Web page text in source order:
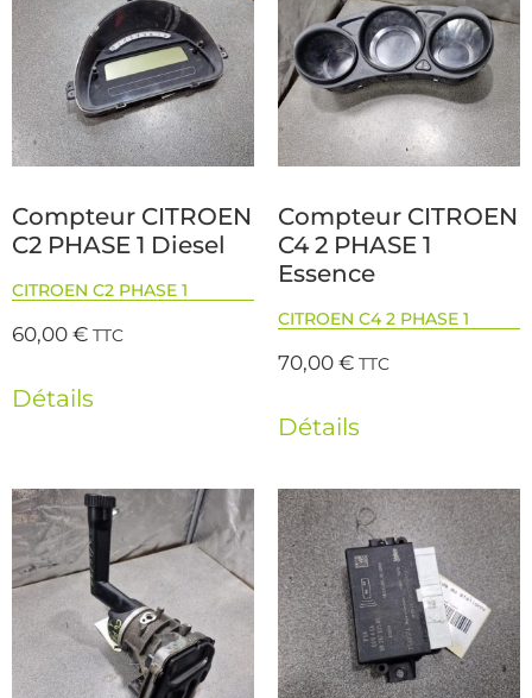
Compteur CITROEN
C2 PHASE 1 Diesel
CITROEN C2 PHASE 1
60,00€ TTC
Détails
Compteur CITROEN
C4 2 PHASE 1
Essence
CITROEN C4 2 PHASE 1
70,00€ TTC
Détails